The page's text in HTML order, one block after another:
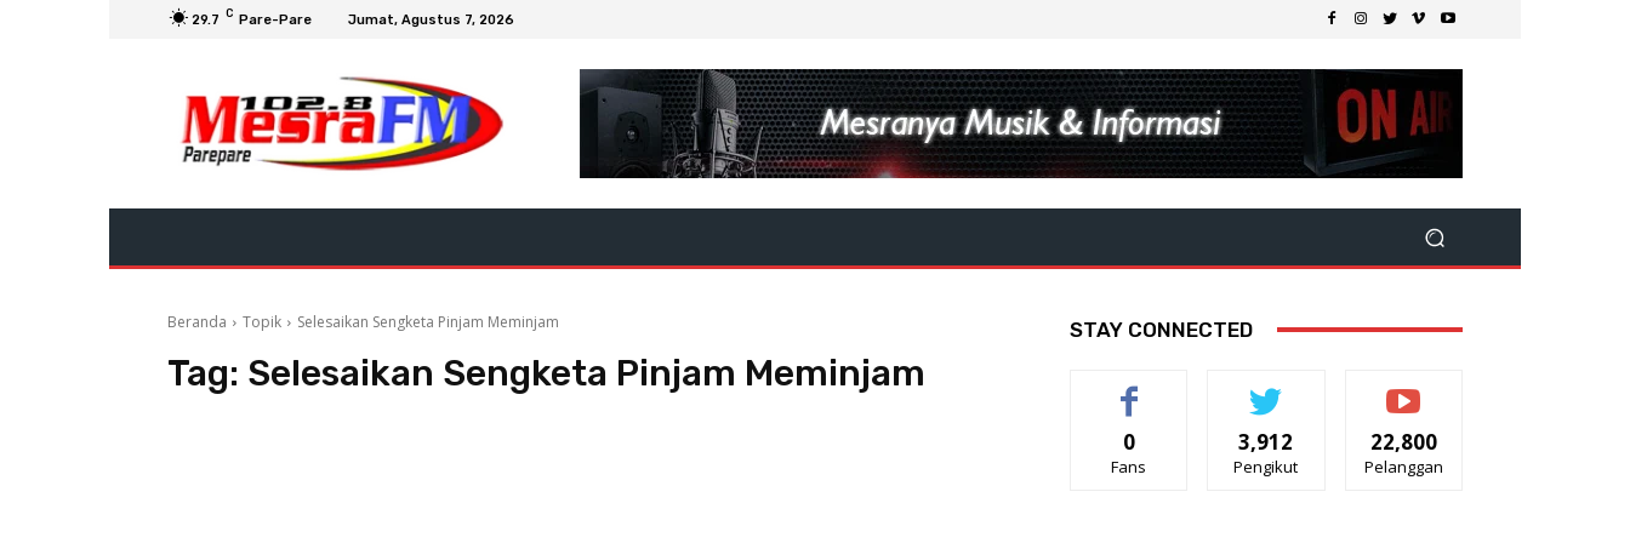
29.7 C Pare-Pare Jumat, Agustus 7, 2026
Beranda Topik Selesaikan Sengketa Pinjam Meminjam
Tag: Selesaikan Sengketa Pinjam Meminjam
STAY CONNECTED
0
Fans
3,912
Pengikut
22,800
Pelanggan